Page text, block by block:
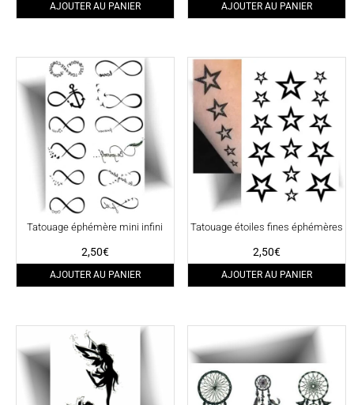
AJOUTER AU PANIER AJOUTER AU PANIER
Tatouage éphémère mini infini
2,50€
AJOUTER AU PANIER
Tatouage étoiles fines éphémères
2,50€
AJOUTER AU PANIER